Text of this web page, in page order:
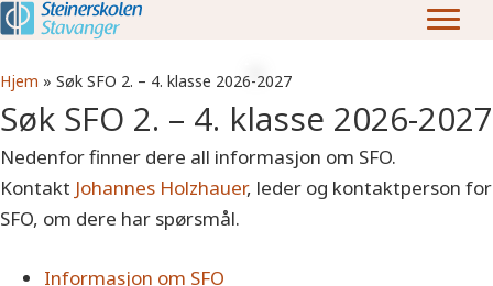
Hjem » Søk SFO 2. – 4. klasse 2026-2027
Søk SFO 2. – 4. klasse 2026-2027
Nedenfor finner dere all informasjon om SFO.
Kontakt Johannes Holzhauer, leder og kontaktperson for
SFO, om dere har spørsmål.
Informasjon om SFO